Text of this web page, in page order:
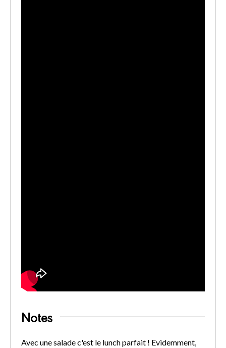
Notes
Avec une salade c'est le lunch parfait ! Evidemment,